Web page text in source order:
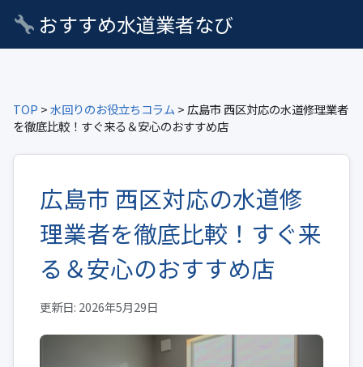
おすすめ水道業者なび
TOP >水回りのお役立ちコラム > 広島市 西区対応の水道修理業者
を徹底比較！すぐ来る＆安心のおすすめ店
広島市 西区対応の水道修
理業者を徹底比較！すぐ来
る＆安心のおすすめ店
更新日: 2026年5月29日